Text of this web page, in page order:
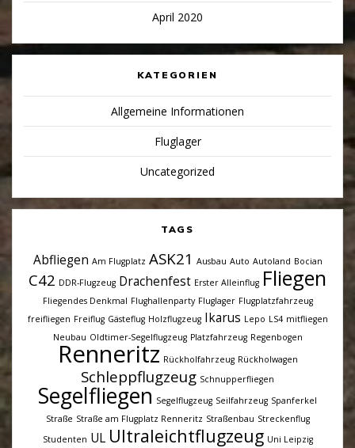
April 2020
KATEGORIEN
Allgemeine Informationen
Fluglager
Uncategorized
TAGS
Abfliegen Am Flugplatz ASK21 Ausbau Auto Autoland Bocian
C42 DDR-Flugzeug Drachenfest Erster Alleinflug Fliegen
Fliegendes Denkmal Flughallenparty Fluglager Flugplatzfahrzeug
freifliegen Freiflug Gästeflug Holzflugzeug Ikarus Lepo LS4 mitfliegen
Neubau Oldtimer-Segelflugzeug Platzfahrzeug Regenbogen
Renneritz Rückholfahrzeug Rückholwagen
Schleppflugzeug Schnupperfliegen
Segelfliegen Segelflugzeug Seilfahrzeug Spanferkel
Straße Straße am Flugplatz Renneritz Straßenbau Streckenflug
Studenten UL Ultraleichtflugzeug Uni Leipzig